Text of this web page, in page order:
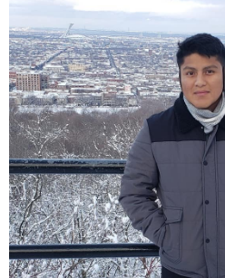
Joan
Université Paris-